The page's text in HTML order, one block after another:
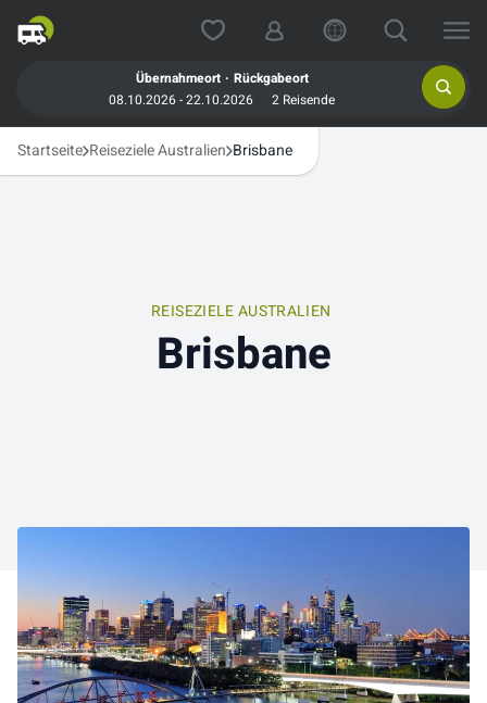
Übernahmeort . Rückgabeort
08.10.2026 - 22.10.2026
2 Reisende
Startseite Reiseziele Australien Brisbane
REISEZIELE AUSTRALIEN
Brisbane